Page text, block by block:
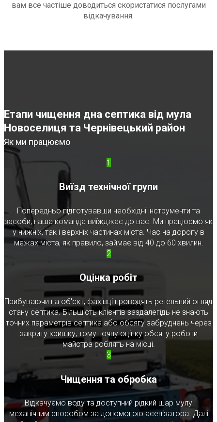
вам все частіше доводиться скористатися послугами
відкачування.
Етапи чищення дна септика від мула
Новоселиця та Чернівецький район
Як ми працюємо
1
Виїзд технічної групи
Попередньо підготувавши необхідні інструменти та
засоби, наша команда виїжджає до вас. Ми працюємо як
у нижніх, так і верхніх частинах міста. Час на дорогу в
межах міста, як правило, займає від 40 до 60 хвилин.
2
Оцінка робіт
Прибуваючи на об'єкт, фахівці проводять ретельний огляд
стану септика. Більшість клієнтів заздалегідь не знають
точних параметрів септика або обсягу забруднень через
закриту кришку, тому точну оцінку обсягу роботи
майстра роблять на місці.
3
Чищення та обробка
Відкачуємо воду та доступний рідкий шар мулу
механічним способом за допомогою асенізатора. Далі